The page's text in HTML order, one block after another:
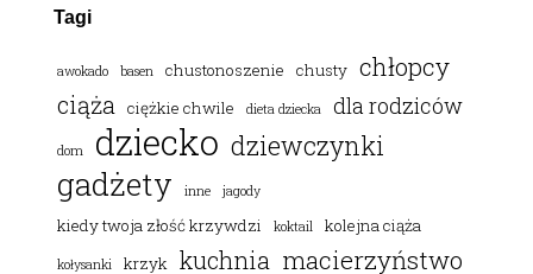
Tagi
awokado basen chustonoszenie chusty chłopcy
ciąża ciężkie chwile dieta dziecka dla rodziców
dom dziecko dziewczynki
gadżety inne jagody
kiedy twoja złość krzywdzi koktail kolejna ciąża
kołysanki krzyk kuchnia macierzyństwo